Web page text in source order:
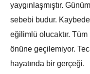
yaygınlaşmıştır.
sebebi budur.
eğilimlü olucaktır.
önüne geçilemiyor.
hayatında bir gerçeği.